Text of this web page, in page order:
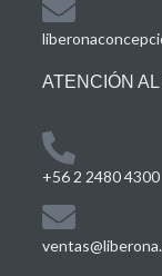
ATENCIÓN
+56 2 2480 4300